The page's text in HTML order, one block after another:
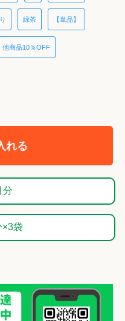
り 緑茶 【単品】
他商品10％OFF
れる
分
×3袋